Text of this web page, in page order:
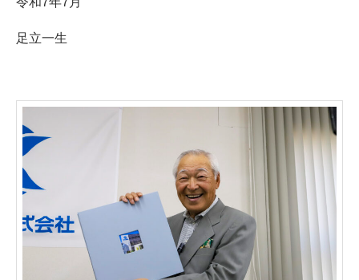
足立一生